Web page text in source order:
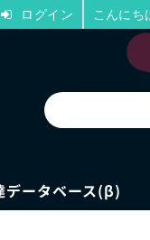
データベース(β)
ログイン こんにち